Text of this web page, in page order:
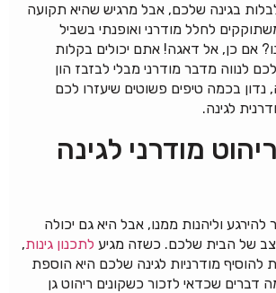
בגינה שלכם, אבל מרגיש שהיא תקועה
לחלל מודרני ואופנתי בשביל
אם כן, אל דאגה! אתם יכולים בקלות
לנווה מדבר מודרני מבלי לבזבז הון
בכמה טיפים פשוטים שיעזרו לכם
לגינה.
ריהוט מודרני לגינה
להירגע וליהנות ממנו, אבל היא גם יכולה
של הבית שלכם. כשזה מגיע לתכנון גינות,
מודרניות לגינה שלכם היא הוספת
דברים שכדאי לזכור כשקונים ריהוט גן